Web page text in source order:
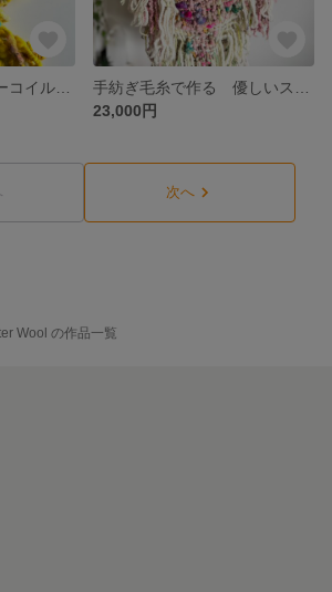
23,000円
次へ
Wool の作品一覧